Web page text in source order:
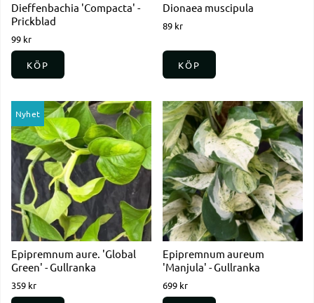
Dieffenbachia 'Compacta' -
Prickblad
99 kr
KÖP
Dionaea muscipula
89 kr
KÖP
Nyhet
Epipremnum aure. 'Global
Green' - Gullranka
359 kr
Epipremnum aureum
'Manjula' - Gullranka
699 kr